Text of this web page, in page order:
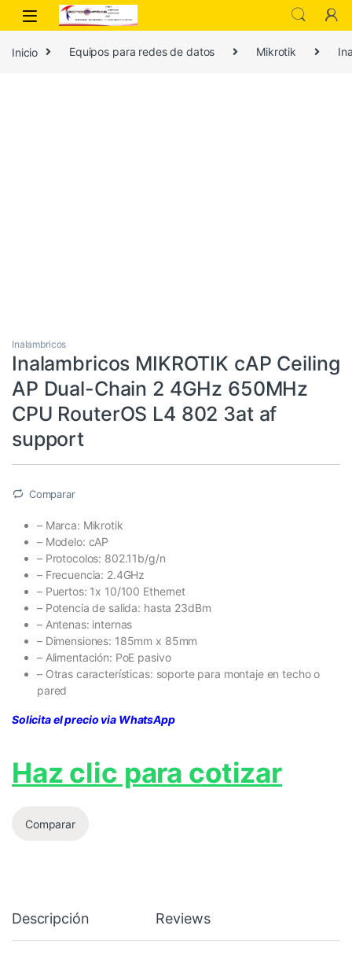
Inicio Equipos para redes de datos Mikrotik
Inalambricos
Inalambricos MIKROTIK cAP Ceiling
AP Dual-Chain 2 4GHz 650MHz
CPU RouterOS L4 802 3at af
support
Comparar
– Marca: Mikrotik
– Modelo: cAP
– Protocolos: 802.11b/g/n
– Frecuencia: 2.4GHz
– Puertos: 1x 10/100 Ethernet
– Potencia de salida: hasta 23dBm
– Antenas: internas
– Dimensiones: 185mm x 85mm
– Alimentación: PoE pasivo
– Otras características: soporte para montaje en techo o
pared
Solicita el precio via WhatsApp
Haz clic para cotizar
Comparar
Descripción Reviews